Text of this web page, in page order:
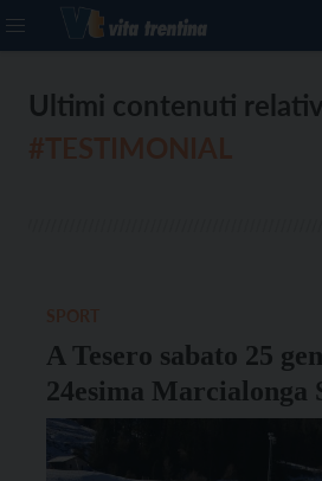
Ultimi contenuti
A Tesero sabato 25
24esima Marcialonga